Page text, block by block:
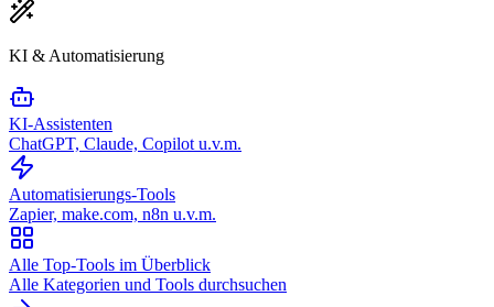
KI & Automatisierung
KI-Assistenten
ChatGPT, Claude, Copilot u.v.m.
Automatisierungs-Tools
Zapier, make.com, n8n u.v.m.
Alle Top-Tools im Überblick
Alle Kategorien und Tools durchsuchen